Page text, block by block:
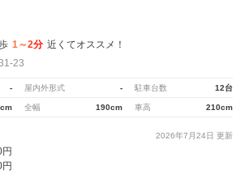
1～2分 近くてオススメ！
23
- 屋内外形式 - 駐車台数 12台
全幅 190cm 車高 210cm
2026年7月24日 更新